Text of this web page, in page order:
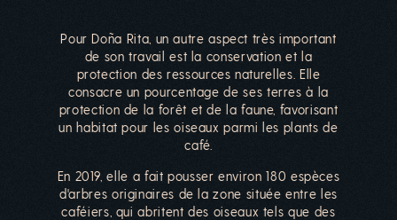
Pour Doña Rita, un autre aspect très important
de son travail est la conservation et la
protection des ressources naturelles. Elle
consacre un pourcentage de ses terres à la
protection de la forêt et de la faune, favorisant
un habitat pour les oiseaux parmi les plants de
café.
En 2019, elle a fait pousser environ 180 espèces
d'arbres originaires de la zone située entre les
caféiers, qui abritent des oiseaux tels que des